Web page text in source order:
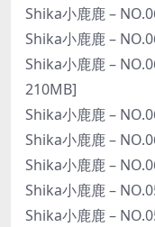
Shika小鹿鹿 –
Shika小鹿鹿 –
Shika小鹿鹿 –
210MB]
Shika小鹿鹿 –
Shika小鹿鹿 –
Shika小鹿鹿 –
Shika小鹿鹿 –
Shika小鹿鹿 –